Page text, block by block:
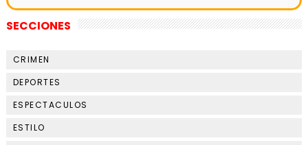
SECCIONES
CRIMEN
DEPORTES
ESPECTACULOS
ESTILO